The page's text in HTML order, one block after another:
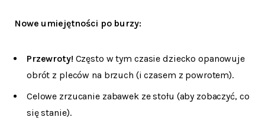
Nowe umiejętności po burzy:
Przewroty! Często w tym czasie dziecko opanowuje
obrót z pleców na brzuch (i czasem z powrotem).
Celowe zrzucanie zabawek ze stołu (aby zobaczyć, co
się stanie).